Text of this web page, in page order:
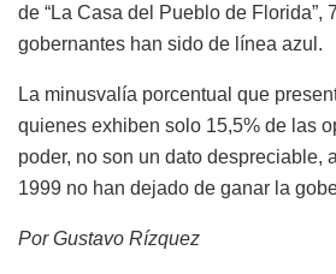
de “La Casa del Pueblo de Florida”,
gobernantes han sido de línea azul.
La minusvalía porcentual que
quienes exhiben solo 15,5% de las
poder, no son un dato despreciable,
1999 no han dejado de ganar la
Por Gustavo Rízquez